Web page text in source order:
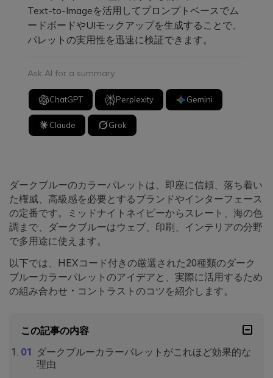
Text-to-Imageを活用してプロンプトベースでム
ードボードやUIモックアップを生成することで、
パレットの実用性を迅速に検証できます。
Ask AI for a summary
ChatGPT Perplexity Gemini
Claude Grok
ダークブルーのカラーパレットは、即座に信頼、落ち着い
た権威、高級感を必要とするブランドやインターフェース
の定番です。ミッドナイトネイビーからスレート、海の色
調まで、ダークブルーはウェブ、印刷、インテリアの分野
で多用途に使えます。
以下では、HEXコード付きの厳選された20種類のダーク
ブルーカラーパレットのアイデアと、実際に活用するため
の組み合わせ・コントラストのコツを紹介します。
この記事の内容
ダークブルーカラーパレットがこれほど効果的な
理由